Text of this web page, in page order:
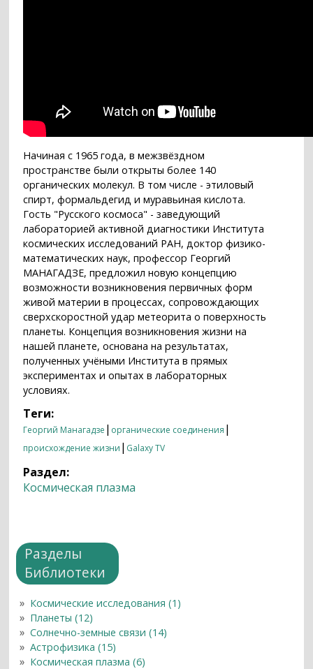
Начиная с 1965 года, в межзвёздном
пространстве были открыты более 140
органических молекул. В том числе - этиловый
спирт, формальдегид и муравьиная кислота.
Гость "Русского космоса" - заведующий
лабораторией активной диагностики Института
космических исследований РАН, доктор физико-
математических наук, профессор Георгий
МАНАГАДЗЕ, предложил новую концепцию
возможности возникновения первичных форм
живой материи в процессах, сопровождающих
сверхскоростной удар метеорита о поверхность
планеты. Концепция возникновения жизни на
нашей планете, основана на результатах,
полученных учёными Института в прямых
экспериментах и опытах в лабораторных
условиях.
Теги:
Георгий Манагадзе | органические соединения |
происхождение жизни | Galaxy TV
Раздел:
Космическая плазма
Разделы
Библиотеки
Космические исследования (1)
Планеты (12)
Солнечно-земные связи (14)
Астрофизика (15)
Космическая плазма (6)